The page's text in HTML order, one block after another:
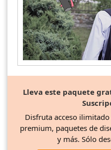
Lleva este paquete
Disfruta acceso
premium, paquetes de
y más. Sólo